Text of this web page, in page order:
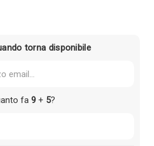
torna disponibile
fa 9+ 5?